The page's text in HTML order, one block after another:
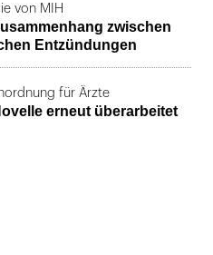
von MIH
zwischen
Entzündungen
für Ärzte
erneut überarbeitet